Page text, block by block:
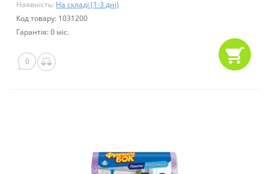
Наявність: На складі (1-3 дні)
Код товару: 1031200
Гарантія: 0 міс.
0